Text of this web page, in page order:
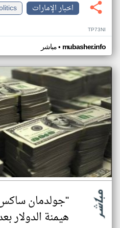
اخبار الإمارات
TP73NI
مباشر• mubasher.info
"جولدمان
هيمنة الدولار